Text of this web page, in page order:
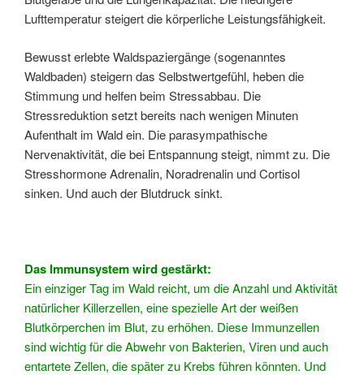
Lufttemperatur steigert die körperliche Leistungsfähigkeit.
Bewusst erlebte Waldspaziergänge (sogenanntes
Waldbaden) steigern das Selbstwertgefühl, heben die
Stimmung und helfen beim Stressabbau. Die
Stressreduktion setzt bereits nach wenigen Minuten
Aufenthalt im Wald ein. Die parasympathische
Nervenaktivität, die bei Entspannung steigt, nimmt zu. Die
Stresshormone Adrenalin, Noradrenalin und Cortisol
sinken. Und auch der Blutdruck sinkt.
Das Immunsystem wird gestärkt:
Ein einziger Tag im Wald reicht, um die Anzahl und Aktivität
natürlicher Killerzellen, eine spezielle Art der weißen
Blutkörperchen im Blut, zu erhöhen. Diese Immunzellen
sind wichtig für die Abwehr von Bakterien, Viren und auch
entartete Zellen, die später zu Krebs führen könnten. Und